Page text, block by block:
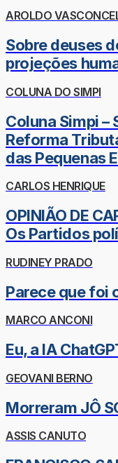
AROLDO
Sobre deuses
projeções
COLUNA DO SIMPI
Coluna Simpi –
Reforma
das Pequenas
CARLOS HENRIQUE
OPINIÃO DE
Os Partidos
RUDINEY PRADO
Parece que foi
MARCO ANCONI
Eu, a IA
GEOVANI BERNO
Morreram JÔ
ASSIS CANUTO